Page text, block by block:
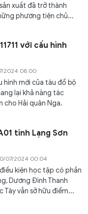
xuất đã trở thành
phương tiện chủ...
với cấu hình
2024 08:00
hình mới của tàu đổ bộ
lại khả năng tác
cho Hải quân Nga.
tỉnh Lạng Sơn
07/2024 00:04
kiện học tập có phần
Dương Đình Thanh
Tày vẫn sở hữu điểm...